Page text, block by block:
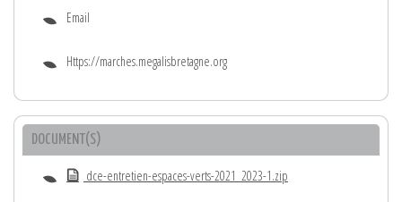
Email
Https://marches.megalisbretagne.org
DOCUMENT(S)
dce-entretien-espaces-verts-2021_2023-1.zip